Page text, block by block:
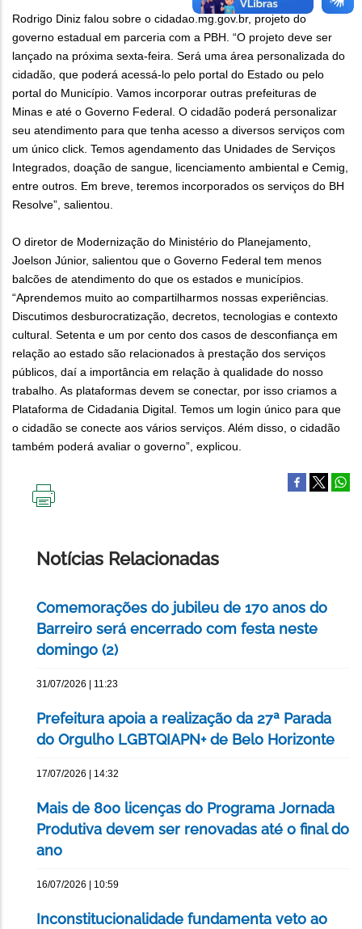
Rodrigo Diniz falou sobre o cidadao.mg.gov.br, projeto do
governo estadual em parceria com a PBH. “O projeto deve ser
lançado na próxima sexta-feira. Será uma área personalizada do
cidadão, que poderá acessá-lo pelo portal do Estado ou pelo
portal do Município. Vamos incorporar outras prefeituras de
Minas e até o Governo Federal. O cidadão poderá personalizar
seu atendimento para que tenha acesso a diversos serviços com
um único click. Temos agendamento das Unidades de Serviços
Integrados, doação de sangue, licenciamento ambiental e Cemig,
entre outros. Em breve, teremos incorporados os serviços do BH
Resolve”, salientou.
O diretor de Modernização do Ministério do Planejamento,
Joelson Júnior, salientou que o Governo Federal tem menos
balcões de atendimento do que os estados e municípios.
“Aprendemos muito ao compartilharmos nossas experiências.
Discutimos desburocratização, decretos, tecnologias e contexto
cultural. Setenta e um por cento dos casos de desconfiança em
relação ao estado são relacionados à prestação dos serviços
públicos, daí a importância em relação à qualidade do nosso
trabalho. As plataformas devem se conectar, por isso criamos a
Plataforma de Cidadania Digital. Temos um login único para que
o cidadão se conecte aos vários serviços. Além disso, o cidadão
também poderá avaliar o governo”, explicou.
Notícias Relacionadas
Comemorações do jubileu de 170 anos do
Barreiro será encerrado com festa neste
domingo (2)
31/07/2026 | 11:23
Prefeitura apoia a realização da 27ª Parada
do Orgulho LGBTQIAPN+ de Belo Horizonte
17/07/2026 | 14:32
Mais de 800 licenças do Programa Jornada
Produtiva devem ser renovadas até o final do
ano
16/07/2026 | 10:59
Inconstitucionalidade fundamenta veto ao